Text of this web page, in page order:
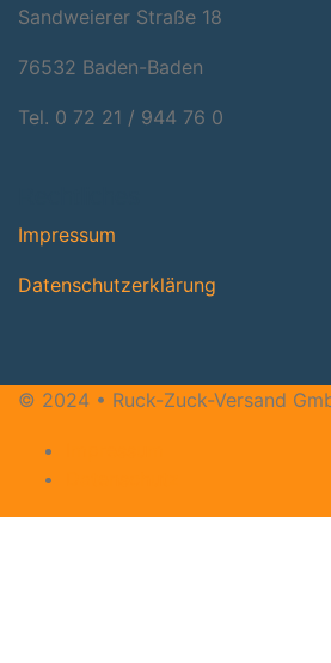
Sandweie­rer Stra­ße 18
76532 Baden-Baden
Tel. 0 72 21 / 944 76 0
Impres­sum
Daten­schutz­er­klä­rung
© 2024 • Ruck-Zuck-Versand